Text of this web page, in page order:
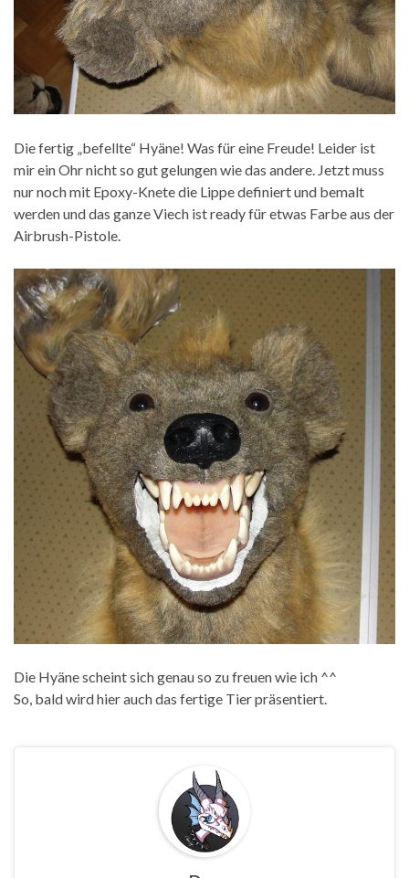
Die fertig „befellte“ Hyäne! Was für eine Freude! Leider ist
mir ein Ohr nicht so gut gelungen wie das andere. Jetzt muss
nur noch mit Epoxy-Knete die Lippe definiert und bemalt
werden und das ganze Viech ist ready für etwas Farbe aus der
Airbrush-Pistole.
Die Hyäne scheint sich genau so zu freuen wie ich ^^
So, bald wird hier auch das fertige Tier präsentiert.